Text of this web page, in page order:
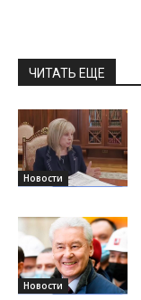
ЧИТАТЬ ЕЩЕ
Новости
Новости